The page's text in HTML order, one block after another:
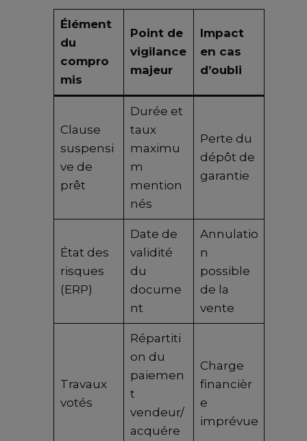
Élément
du
compro
mis
Point de
vigilance
majeur
Impact
en cas
d’oubli
Clause
suspensi
ve de
prêt
Durée et
taux
maximu
m
mention
nés
Perte du
dépôt de
garantie
État des
risques
(ERP)
Date de
validité
du
docume
nt
Annulatio
n
possible
de la
vente
Travaux
votés
Répartiti
on du
paiemen
t
vendeur/
acquére
Charge
financièr
e
imprévue